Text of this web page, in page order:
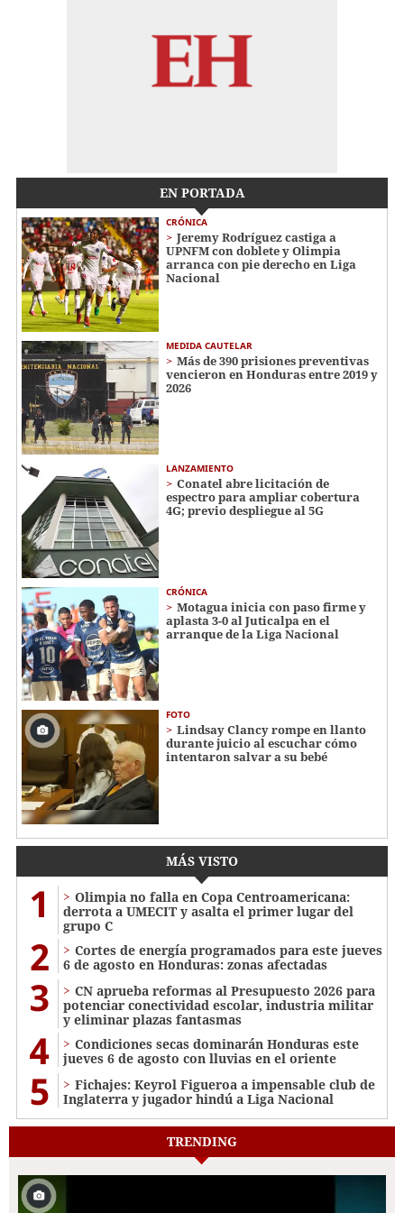
EN PORTADA
CRÓNICA
Jeremy Rodríguez castiga a
UPNFM con doblete y Olimpia
arranca con pie derecho en Liga
Nacional
MEDIDA CAUTELAR
Más de 390 prisiones preventivas
vencieron en Honduras entre 2019 y
2026
LANZAMIENTO
Conatel abre licitación de
espectro para ampliar cobertura
4G; previo despliegue al 5G
CRÓNICA
Motagua inicia con paso firme y
aplasta 3-0 al Juticalpa en el
arranque de la Liga Nacional
FOTO
Lindsay Clancy rompe en llanto
durante juicio al escuchar cómo
intentaron salvar a su bebé
MÁS VISTO
1
Olimpia no falla en Copa Centroamericana:
derrota a UMECIT y asalta el primer lugar del
grupo C
2
Cortes de energía programados para este jueves
6 de agosto en Honduras: zonas afectadas
3
CN aprueba reformas al Presupuesto 2026 para
potenciar conectividad escolar, industria militar
y eliminar plazas fantasmas
4
Condiciones secas dominarán Honduras este
jueves 6 de agosto con lluvias en el oriente
5
Fichajes: Keyrol Figueroa a impensable club de
Inglaterra y jugador hindú a Liga Nacional
TRENDING